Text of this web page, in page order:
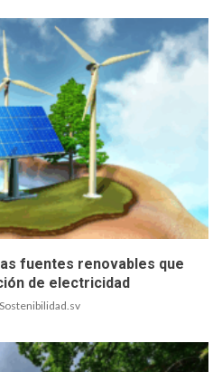
fuentes renovables que
de electricidad